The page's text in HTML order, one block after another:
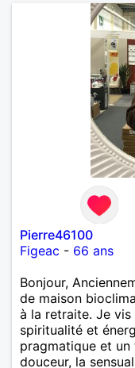
Pierre46100
Figeac - 66 ans
Bonjour,
de maison
à la retraite. Je
spiritualité et
pragmatique et un
douceur, la